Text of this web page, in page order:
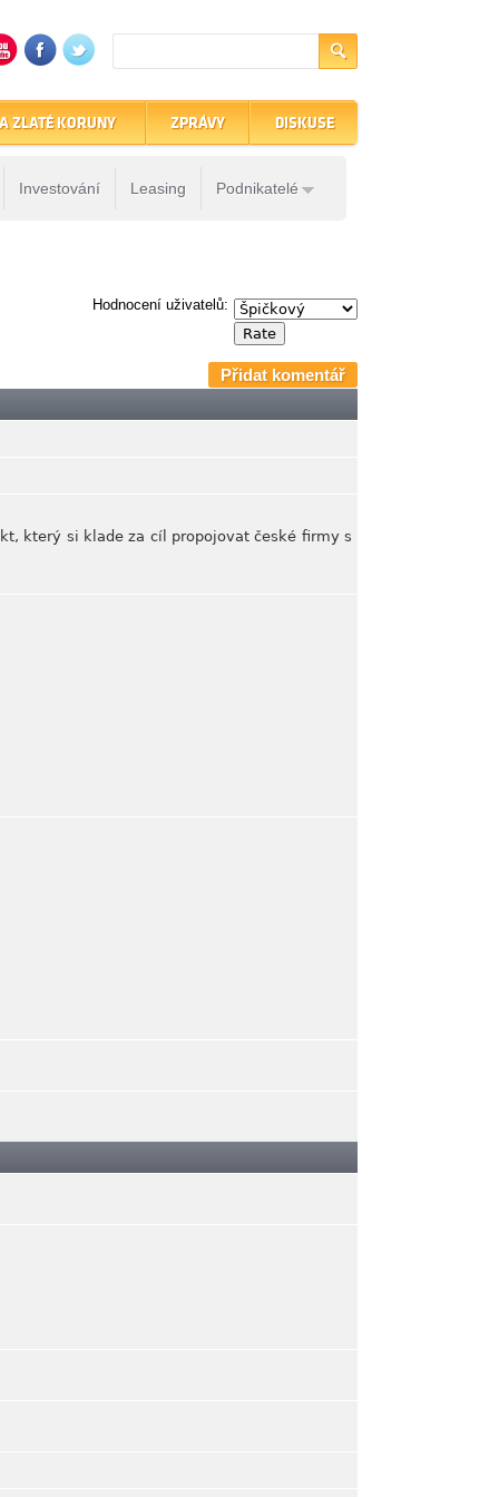
Investování Leasing Podnikatelé
ZLATÉ KORUNY ZPRÁVY DISKUSE
Hodnocení uživatelů:
Přidat komentář
který si klade za cíl propojovat české firmy s